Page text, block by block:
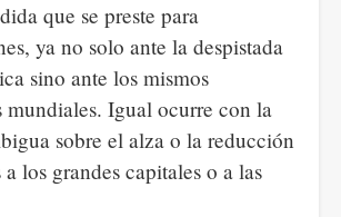
que se preste para
ya no solo ante la despistada
sino ante los mismos
mundiales. Igual ocurre con la
sobre el alza o la reducción
los grandes capitales o a las